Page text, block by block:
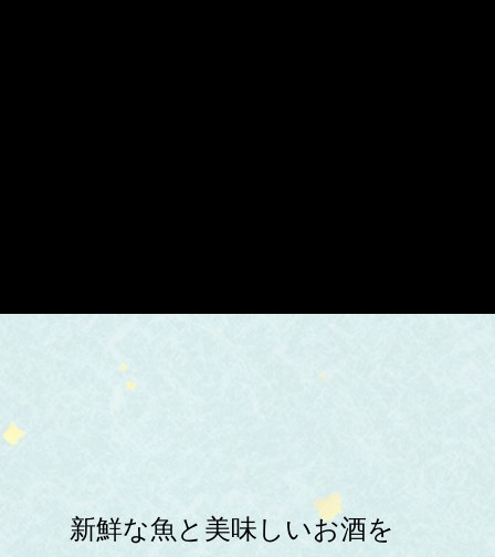
新鮮な魚と美味しいお酒を